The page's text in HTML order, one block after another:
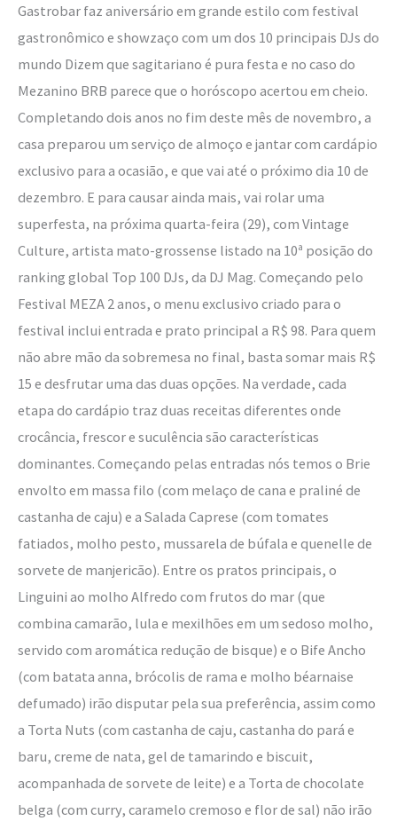
Gastrobar faz aniversário em grande estilo com festival
gastronômico e showzaço com um dos 10 principais DJs do
mundo Dizem que sagitariano é pura festa e no caso do
Mezanino BRB parece que o horóscopo acertou em cheio.
Completando dois anos no fim deste mês de novembro, a
casa preparou um serviço de almoço e jantar com cardápio
exclusivo para a ocasião, e que vai até o próximo dia 10 de
dezembro. E para causar ainda mais, vai rolar uma
superfesta, na próxima quarta-feira (29), com Vintage
Culture, artista mato-grossense listado na 10ª posição do
ranking global Top 100 DJs, da DJ Mag. Começando pelo
Festival MEZA 2 anos, o menu exclusivo criado para o
festival inclui entrada e prato principal a R$ 98. Para quem
não abre mão da sobremesa no final, basta somar mais R$
15 e desfrutar uma das duas opções. Na verdade, cada
etapa do cardápio traz duas receitas diferentes onde
crocância, frescor e suculência são características
dominantes. Começando pelas entradas nós temos o Brie
envolto em massa filo (com melaço de cana e praliné de
castanha de caju) e a Salada Caprese (com tomates
fatiados, molho pesto, mussarela de búfala e quenelle de
sorvete de manjericão). Entre os pratos principais, o
Linguini ao molho Alfredo com frutos do mar (que
combina camarão, lula e mexilhões em um sedoso molho,
servido com aromática redução de bisque) e o Bife Ancho
(com batata anna, brócolis de rama e molho béarnaise
defumado) irão disputar pela sua preferência, assim como
a Torta Nuts (com castanha de caju, castanha do pará e
baru, creme de nata, gel de tamarindo e biscuit,
acompanhada de sorvete de leite) e a Torta de chocolate
belga (com curry, caramelo cremoso e flor de sal) não irão
Vintage